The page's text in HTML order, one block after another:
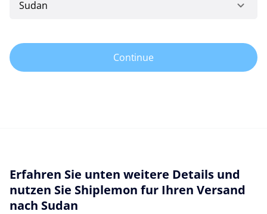
Continue
Erfahren Sie unten weitere Details und
nutzen Sie Shiplemon fur Ihren Versand
nach Sudan